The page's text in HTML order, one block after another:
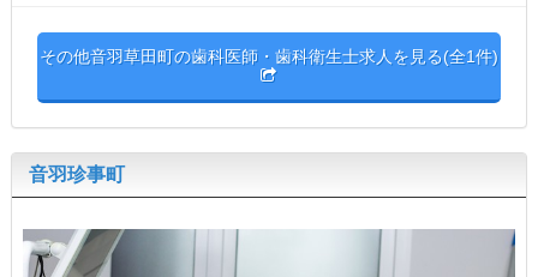
その他音羽草田町の歯科医師・歯科衛生士求人を見る(全1件)
音羽珍事町